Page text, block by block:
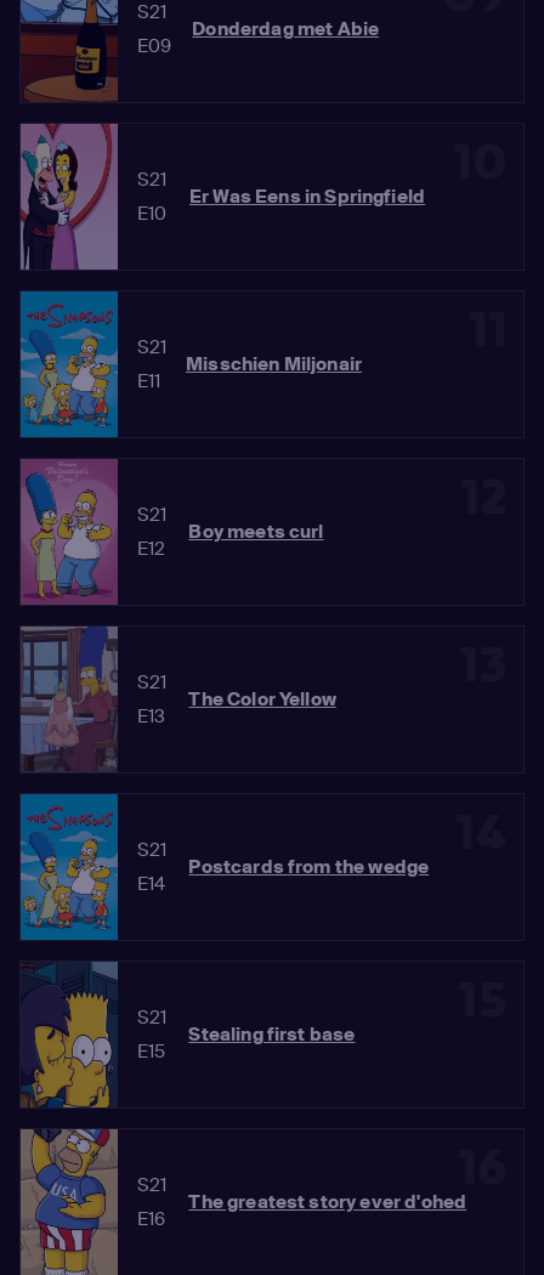
S21
E09
Donderdag met Abie
S21
E10
Er Was Eens in Springfield
S21
E11
Misschien Miljonair
S21
E12
Boy meets curl
S21
E13
The Color Yellow
S21
E14
Postcards from the wedge
S21
E15
Stealing first base
S21
E16
The greatest story ever d'ohed